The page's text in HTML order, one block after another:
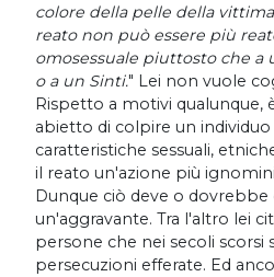
colore della pelle della vittima
reato non può essere più
omosessuale piuttosto che a
o a un Sinti." Lei non vuole
Rispetto a motivi qualunque,
abietto di colpire un individuo
caratteristiche sessuali,
il reato un'azione più
Dunque ciò deve o dovrebbe
un'aggravante. Tra l'altro lei
persone che nei secoli
persecuzioni efferate. Ed